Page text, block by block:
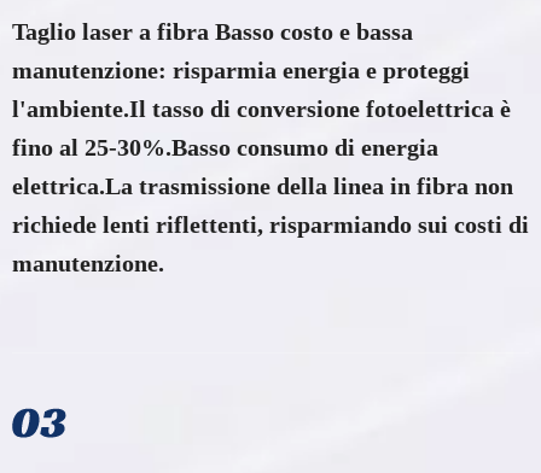
Taglio laser a fibra Basso costo e bassa
manutenzione: risparmia energia e proteggi
l'ambiente.Il tasso di conversione fotoelettrica è
fino al 25-30%.Basso consumo di energia
elettrica.La trasmissione della linea in fibra non
richiede lenti riflettenti, risparmiando sui costi di
manutenzione.